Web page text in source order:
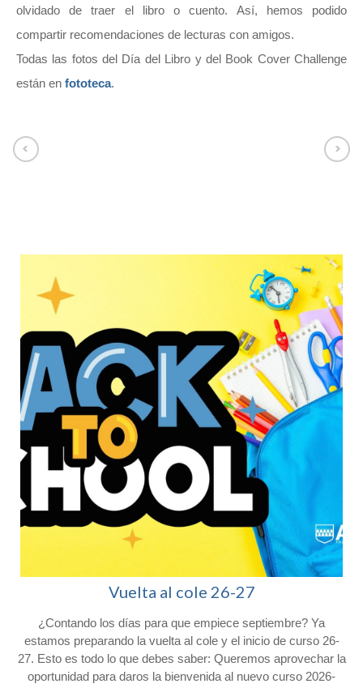
olvidado de traer el libro o cuento. Así, hemos podido
compartir recomendaciones de lecturas con amigos.
Todas las fotos del Día del Libro y del Book Cover Challenge
están en fototeca.
Vuelta al cole 26-27
¿Contando los días para que empiece septiembre? Ya
estamos preparando la vuelta al cole y el inicio de curso 26-
27. Esto es todo lo que debes saber: Queremos aprovechar la
oportunidad para daros la bienvenida al nuevo curso 2026-